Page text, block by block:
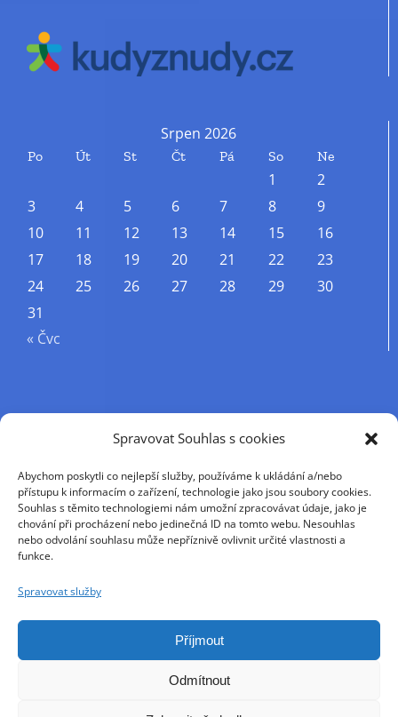
Spravovat Souhlas s cookies
Abychom poskytli co nejlepší služby, používáme k ukládání a/nebo
přístupu k informacím o zařízení, technologie jako jsou soubory cookies.
Souhlas s těmito technologiemi nám umožní zpracovávat údaje, jako je
chování při procházení nebo jedinečná ID na tomto webu. Nesouhlas
nebo odvolání souhlasu může nepříznivě ovlivnit určité vlastnosti a
funkce.
Spravovat služby
Příjmout
Odmítnout
Srpen 2026
Po Út St Čt Pá So Ne
1
2
3
4 5 6 7 8
9
10
11 12 13 14 15
16
17
18 19 20 21 22
23
24
25 26 27 28 29
30
31
« Čvc
Příjmení
Křestní jméno
E-mail
Pokračováním přijímáte zásady ochrany osobních